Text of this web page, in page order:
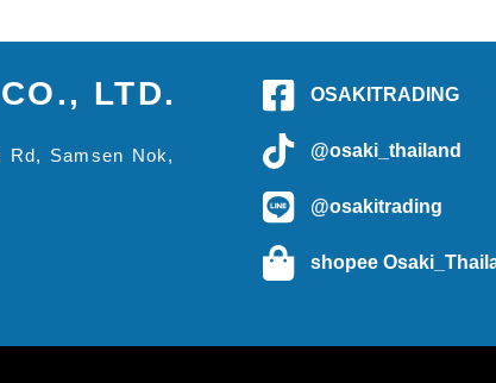
LTD.
Rd, Samsen Nok,
OSAKITRADING
@osaki_thailand
@osakitrading
shopee